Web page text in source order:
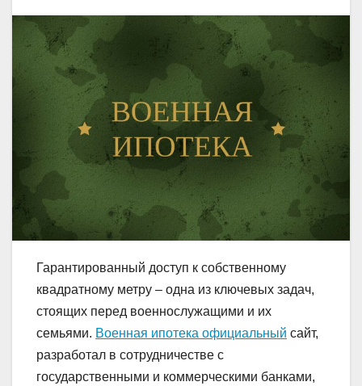
Гарантированный доступ к собственному
квадратному метру – одна из ключевых задач,
стоящих перед военнослужащими и их
семьями. Военная ипотека официальный сайт,
разработал в сотрудничестве с
государственными и коммерческими банками,